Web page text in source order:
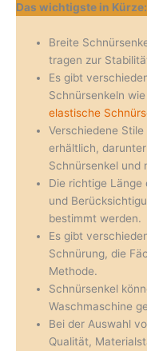
Das wichtigste in Kürze:
Breite
tragen zur
Es gibt
Schnürsenkeln
elastische
Verschiedene
erhältlich,
Schnürsenkel und
Die richtige Länge
und
bestimmt werden.
Es gibt
Schnürung, die
Methode.
Schnürsenkel
Waschmaschine
Bei der Auswahl
Qualität,